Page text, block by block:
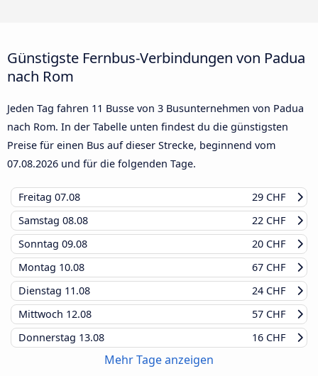
Günstigste Fernbus-Verbindungen von Padua
nach Rom
Jeden Tag fahren 11 Busse von 3 Busunternehmen von Padua
nach Rom. In der Tabelle unten findest du die günstigsten
Preise für einen Bus auf dieser Strecke, beginnend vom
07.08.2026 und für die folgenden Tage.
Freitag 07.08
29 CHF
Samstag 08.08
22 CHF
Sonntag 09.08
20 CHF
Montag 10.08
67 CHF
Dienstag 11.08
24 CHF
Mittwoch 12.08
57 CHF
Donnerstag 13.08 16 CHF
Mehr Tage anzeigen